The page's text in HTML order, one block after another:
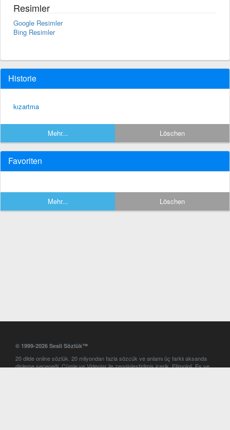
Resimler
Google Resimler
Bing Resimler
Historie
kızartma
Mehr... Löschen
Favoriten
Mehr... Löschen
© 1999-2026 Sesli Sözlük™
20 dilde online sözlük. 20 milyondan fazla sözcük ve anlamı üç farklı aksanda
dinleme seçeneği. Cümle ve Videolar ile zenginleştirilmiş içerik. Etimoloji, Eş ve